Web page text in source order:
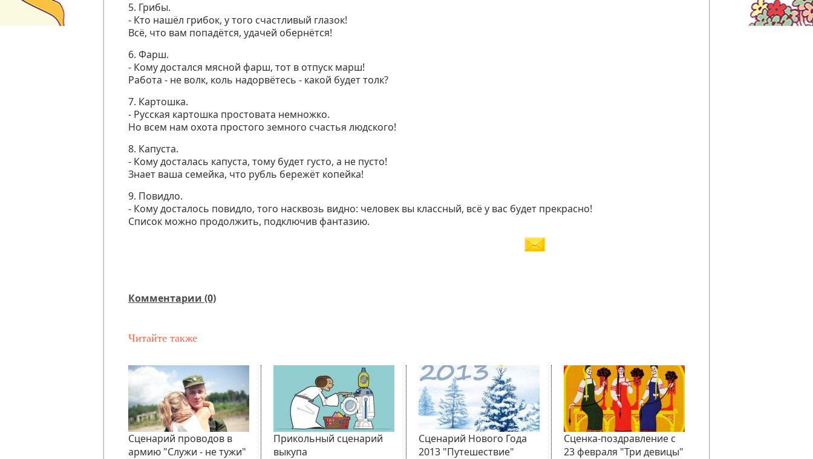
5. Грибы.
- Кто нашёл грибок, у того счастливый глазок!
Всё, что вам попадётся, удачей обернётся!
6. Фарш.
- Кому достался мясной фарш, тот в отпуск марш!
Работа - не волк, коль надорвётесь - какой будет толк?
7. Картошка.
- Русская картошка простовата немножко.
Но всем нам охота простого земного счастья людского!
8. Капуста.
- Кому досталась капуста, тому будет густо, а не пусто!
Знает ваша семейка, что рубль бережёт копейка!
9. Повидло.
- Кому досталось повидло, того насквозь видно: человек вы классный, всё у вас будет прекрасно!
Список можно продолжить, подключив фантазию.
Комментарии (0)
Читайте также
Сценарий проводов в
армию "Служи - не тужи"
Прикольный сценарий
выкупа
Сценарий Нового Года
2013 "Путешествие"
Сценка-поздравление с
23 февраля "Три девицы"